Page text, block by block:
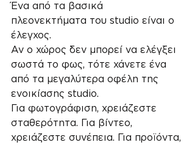
Ένα από τα βασικά
πλεονεκτήματα του studio είναι ο
έλεγχος.
Αν ο χώρος δεν μπορεί να ελέγξει
σωστά το φως, τότε χάνετε ένα
από τα μεγαλύτερα οφέλη της
ενοικίασης studio.
Για φωτογράφιση, χρειάζεστε
σταθερότητα. Για βίντεο,
χρειάζεστε συνέπεια. Για προϊόντα,